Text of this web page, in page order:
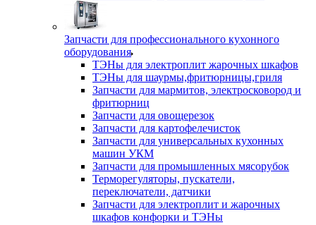
Запчасти для профессионального кухонного
оборудования
ТЭНы для электроплит жарочных шкафов
ТЭНы для шаурмы,фритюрницы,гриля
Запчасти для мармитов, электросковород и
фритюрниц
Запчасти для овощерезок
Запчасти для картофелечисток
Запчасти для универсальных кухонных
машин УКМ
Запчасти для промышленных мясорубок
Терморегуляторы, пускатели,
переключатели, датчики
Запчасти для электроплит и жарочных
шкафов конфорки и ТЭНы